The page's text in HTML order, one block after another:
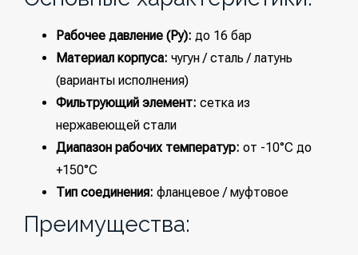
Рабочее давление (Ру): до 16 бар
Материал корпуса: чугун / сталь / латунь
(варианты исполнения)
Фильтрующий элемент: сетка из
нержавеющей стали
Диапазон рабочих температур: от -10°C до
+150°C
Тип соединения: фланцевое / муфтовое
Преимущества: